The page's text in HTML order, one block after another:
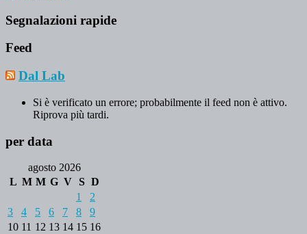
Segnalazioni rapide
Feed
Dal Lab
Si è verificato un errore; probabilmente il feed non è attivo.
Riprova più tardi.
per data
agosto 2026
L M M G V S D
1
2
3
4 5 6 7 8
9
10 11 12 13 14 15 16